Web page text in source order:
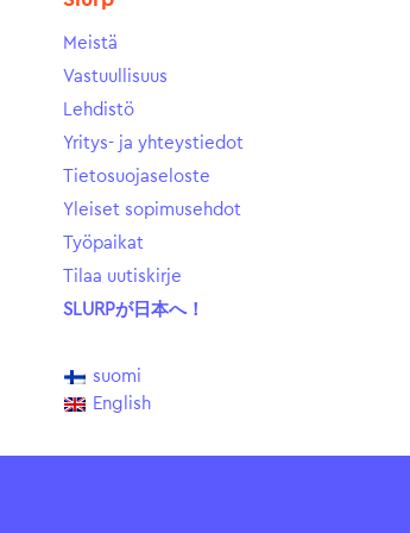
Meistä
Vastuullisuus
Lehdistö
Yritys- ja yhteystiedot
Tietosuojaseloste
Yleiset sopimusehdot
Työpaikat
Tilaa uutiskirje
SLURPが日本へ！
suomi
English